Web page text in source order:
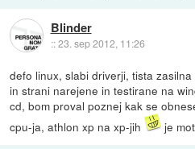
Blinder
::23. sep 2012, 11:26
defo linux, slabi driverji, tista
in strani narejene in testirane na
cd, bom proval poznej kak se
cpu-ja, athlon xp na xp-jih
je